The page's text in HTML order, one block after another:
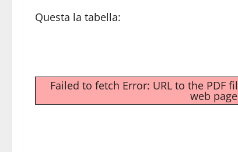
Questa la tabella:
Failed to fetch Error: URL to the PDF
web